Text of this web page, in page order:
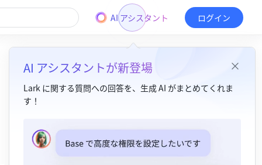
AI アシスタント
AI アシスタントが新登場
Lark に関する質問への回答を、生成 AI がまとめてくれま
す！
ログイン
1. 機能紹介​